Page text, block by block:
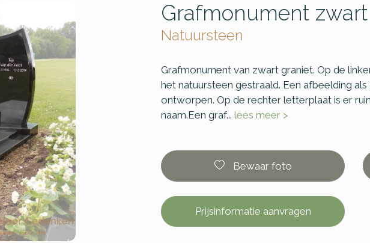
Grafmonument
Natuursteen
Grafmonument van zwart graniet. Op de
het natuursteen gestraald. Een afbeelding
ontworpen. Op de rechter letterplaat is er
naam.Een graf... lees meer >
Bewaar foto
Prijsinformatie aanvragen